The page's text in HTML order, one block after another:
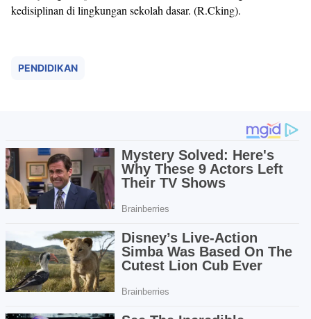
kedisiplinan di lingkungan sekolah dasar. (R.Cking).
PENDIDIKAN